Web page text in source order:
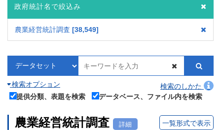
政府統計名で絞込み
農業経営統計調査 38,549
検索オプション
検索のしかた
提供分類、表題を検索
データベース、ファイル内を検索
農業経営統計調査 詳細 一覧形式で表示